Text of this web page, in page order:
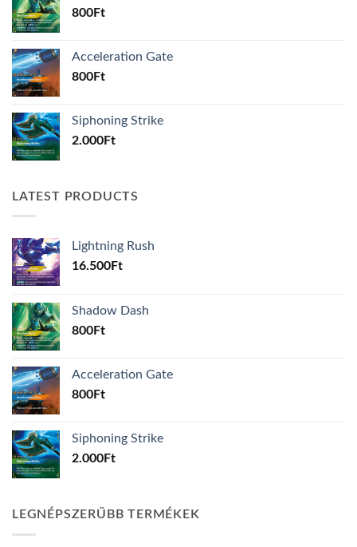
800Ft
Acceleration Gate
800Ft
Siphoning Strike
2.000Ft
LATEST PRODUCTS
Lightning Rush
16.500Ft
Shadow Dash
800Ft
Acceleration Gate
800Ft
Siphoning Strike
2.000Ft
LEGNÉPSZERŰBB TERMÉKEK